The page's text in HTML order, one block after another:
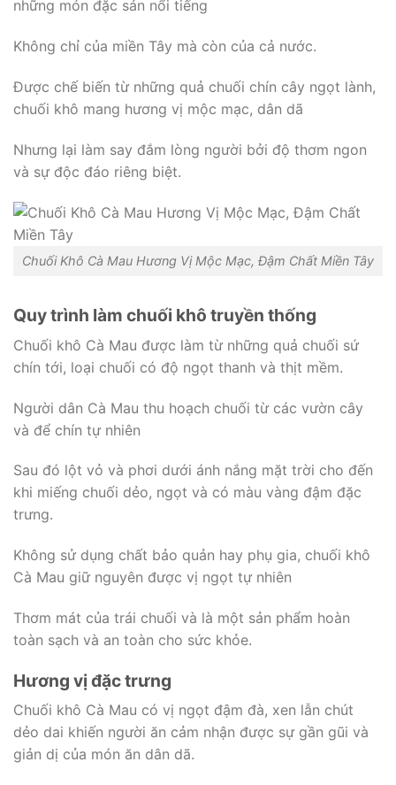
những món đặc sản nổi tiếng
Không chỉ của miền Tây mà còn của cả nước.
Được chế biến từ những quả chuối chín cây ngọt lành,
chuối khô mang hương vị mộc mạc, dân dã
Nhưng lại làm say đắm lòng người bởi độ thơm ngon
và sự độc đáo riêng biệt.
Chuối Khô Cà Mau Hương Vị Mộc Mạc, Đậm Chất Miền Tây
Quy trình làm chuối khô truyền thống
Chuối khô Cà Mau được làm từ những quả chuối sứ
chín tới, loại chuối có độ ngọt thanh và thịt mềm.
Người dân Cà Mau thu hoạch chuối từ các vườn cây
và để chín tự nhiên
Sau đó lột vỏ và phơi dưới ánh nắng mặt trời cho đến
khi miếng chuối dẻo, ngọt và có màu vàng đậm đặc
trưng.
Không sử dụng chất bảo quản hay phụ gia, chuối khô
Cà Mau giữ nguyên được vị ngọt tự nhiên
Thơm mát của trái chuối và là một sản phẩm hoàn
toàn sạch và an toàn cho sức khỏe.
Hương vị đặc trưng
Chuối khô Cà Mau có vị ngọt đậm đà, xen lẫn chút
dẻo dai khiến người ăn cảm nhận được sự gần gũi và
giản dị của món ăn dân dã.